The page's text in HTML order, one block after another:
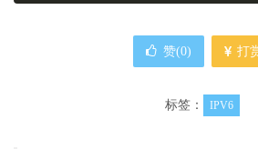
赞(0) 打
标签： IPV6